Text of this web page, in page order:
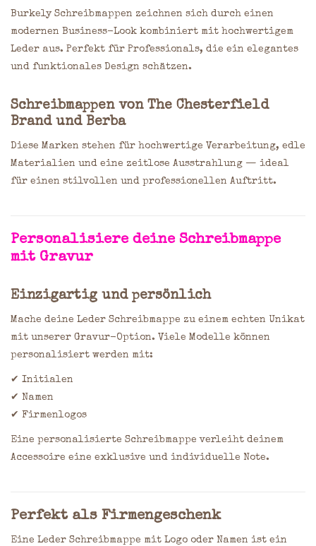
Burkely Schreibmappen zeichnen sich durch einen
modernen Business-Look kombiniert mit hochwertigem
Leder aus. Perfekt für Professionals, die ein elegantes
und funktionales Design schätzen.
Schreibmappen von The Chesterfield
Brandund Berba
Diese Marken stehen für hochwertige Verarbeitung, edle
Materialien und eine zeitlose Ausstrahlung — ideal
für einen stilvollen und professionellen Auftritt.
Personalisiere deine Schreibmappe
mit Gravur
Einzigartig und persönlich
Mache deine Leder Schreibmappe zu einem echten Unikat
mit unserer Gravur-Option. Viele Modelle können
personalisiert werden mit:
✔ Initialen
✔ Namen
✔ Firmenlogos
Eine personalisierte Schreibmappe verleiht deinem
Accessoire eine exklusive und individuelle Note.
Perfekt als Firmengeschenk
Eine Leder Schreibmappe mit Logo oder Namen ist ein